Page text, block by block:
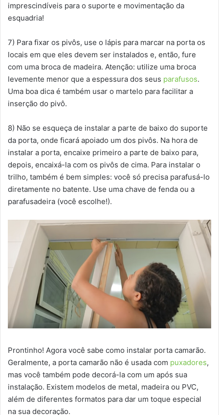
imprescindíveis para o suporte e movimentação da
esquadria!
7) Para fixar os pivôs, use o lápis para marcar na porta os
locais em que eles devem ser instalados e, então, fure
com uma broca de madeira. Atenção: utilize uma broca
levemente menor que a espessura dos seus parafusos.
Uma boa dica é também usar o martelo para facilitar a
inserção do pivô.
8) Não se esqueça de instalar a parte de baixo do suporte
da porta, onde ficará apoiado um dos pivôs. Na hora de
instalar a porta, encaixe primeiro a parte de baixo para,
depois, encaixá-la com os pivôs de cima. Para instalar o
trilho, também é bem simples: você só precisa parafusá-lo
diretamente no batente. Use uma chave de fenda ou a
parafusadeira (você escolhe!).
Prontinho! Agora você sabe como instalar porta camarão.
Geralmente, a porta camarão não é usada com puxadores,
mas você também pode decorá-la com um após sua
instalação. Existem modelos de metal, madeira ou PVC,
além de diferentes formatos para dar um toque especial
na sua decoração.